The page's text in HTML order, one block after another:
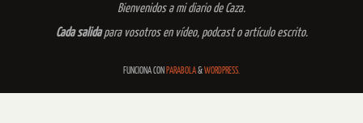
Bienvenidos a mi diario de Caza.
Cada salidapara vosotros en vídeo, podcast o artículo escrito.
FUNCIONA CON PARABOLA&WORDPRESS.